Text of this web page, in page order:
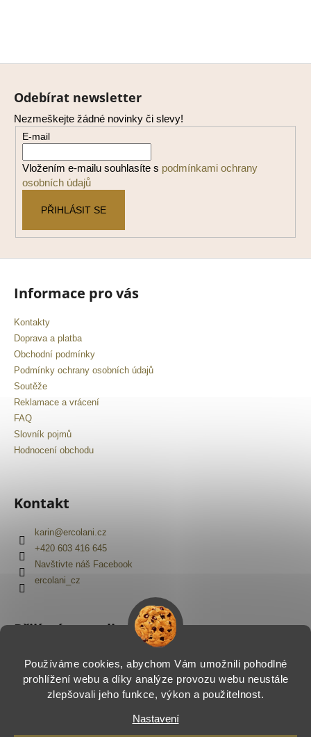
Používáme cookies, abychom Vám umožnili pohodlné
prohlížení webu a díky analýze provozu webu neustále
zlepšovali jeho funkce, výkon a použitelnost.
Nastavení
Z
Odebírat newsletter
Nezmeškejte žádné novinky či slevy!
E-mail
Vložením e-mailu souhlasíte s podmínkami ochrany
osobních údajů
PŘIHLÁSIT SE
Informace pro vás
Kontakty
Doprava a platba
Obchodní podmínky
Podmínky ochrany osobních údajů
Soutěže
Reklamace a vrácení
FAQ
Slovník pojmů
Hodnocení obchodu
Kontakt
karin@ercolani.cz
+420 603 416 645
Navštivte náš Facebook
ercolani_cz
Přijímáme online platby
Vytvořil Shoptet